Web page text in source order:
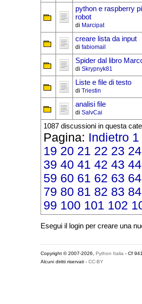
python e raspberry
robot
di Marcipat
creare lista da input
di fabiomail
Spider dal libro
di Skrypnyk81
Liste e file di testo
di Triestin
analisi file
di SalvCai
1087 discussioni in questa
Pagina: Indietro 1
19 20 21 22 23 24
39 40 41 42 43 44
59 60 61 62 63 64
79 80 81 82 83 84
99 100 101 102
Esegui il login per creare una
Copyright © 2007-2026, Python Italia - Cf
Alcuni diritti riservati - CC-BY